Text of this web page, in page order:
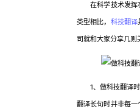
在科学技术发挥在
类型相比， 科技翻译
司就和大家分享几则
1、做科技翻译时
翻译长句时并非每